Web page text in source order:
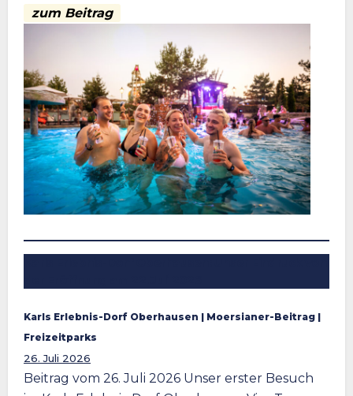
zum Beitrag
Karls Erlebnis-Dorf Oberhausen | Moersianer-Beitrag
Freizeitparks
26. Juli 2026
Beitrag vom 26. Juli 2026 Unser erster Besuch